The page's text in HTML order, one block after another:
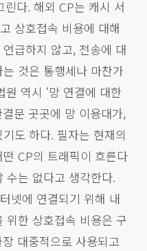
린다. 해외 CP는 캐시 서
상호접속 비용에 대해
급하지 않고, 전송에 대
것은 통행세나 마찬가
역시 ‘망 연결에 대한
문 곳곳에 망 이용대가,
도 하다. 필자는 현재의
CP의 트래픽이 흐른다
수는 없다고 생각한다.
넷에 연결되기 위해 내
위한 상호접속 비용은 구
대중적으로 사용되고